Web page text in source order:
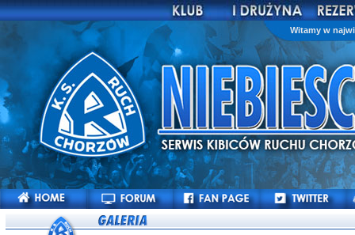
Witamy w